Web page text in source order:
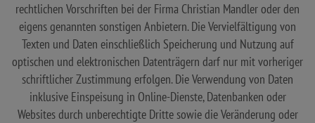
rechtlichen Vorschriften bei der Firma Christian Mandler oder den
eigens genannten sonstigen Anbietern. Die Vervielfältigung von
Texten und Daten einschließlich Speicherung und Nutzung auf
optischen und elektronischen Datenträgern darf nur mit vorheriger
schriftlicher Zustimmung erfolgen. Die Verwendung von Daten
inklusive Einspeisung in Online-Dienste, Datenbanken oder
Websites durch unberechtigte Dritte sowie die Veränderung oder